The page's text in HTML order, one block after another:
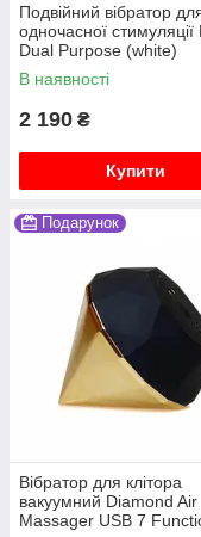
Подвійний вібратор
одночасної стимуляції
Dual Purpose (white)
В наявності
2 190 ₴
Купити
Подарунок
Вібратор для клітора
вакуумний Diamond Air
Massager USB 7